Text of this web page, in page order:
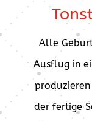
Alle
Ausflug in
der fertige